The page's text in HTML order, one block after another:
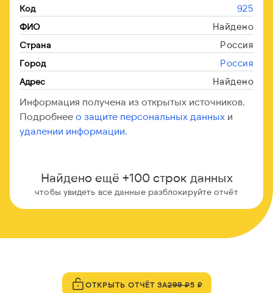
Код 925
ФИО Найдено
Страна Россия
Город Россия
Адрес Найдено
Информация получена из открытых источников.
Подробнее о защите персональных данных и
удалении информации.
Найдено ещё +100 строк данных
чтобы увидеть все данные разблокируйте отчёт
ОТКРЫТЬ ОТЧЁТ ЗА299 ₽5 ₽